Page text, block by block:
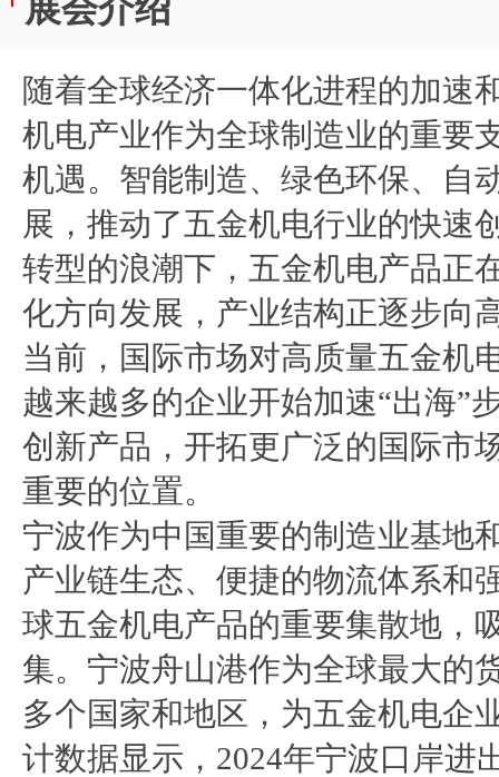
展会介绍
随着全球经济一体化进程的加速
机电产业作为全球制造业的重要
机遇。智能制造、绿色环保、自
展，推动了五金机电行业的快速
转型的浪潮下，五金机电产品正
化方向发展，产业结构正逐步向
当前，国际市场对高质量五金机
越来越多的企业开始加速“出海”
创新产品，开拓更广泛的国际市
重要的位置。
宁波作为中国重要的制造业基地
产业链生态、便捷的物流体系和
球五金机电产品的重要集散地，
集。宁波舟山港作为全球最大的
多个国家和地区，为五金机电企
计数据显示，2024年宁波口岸进